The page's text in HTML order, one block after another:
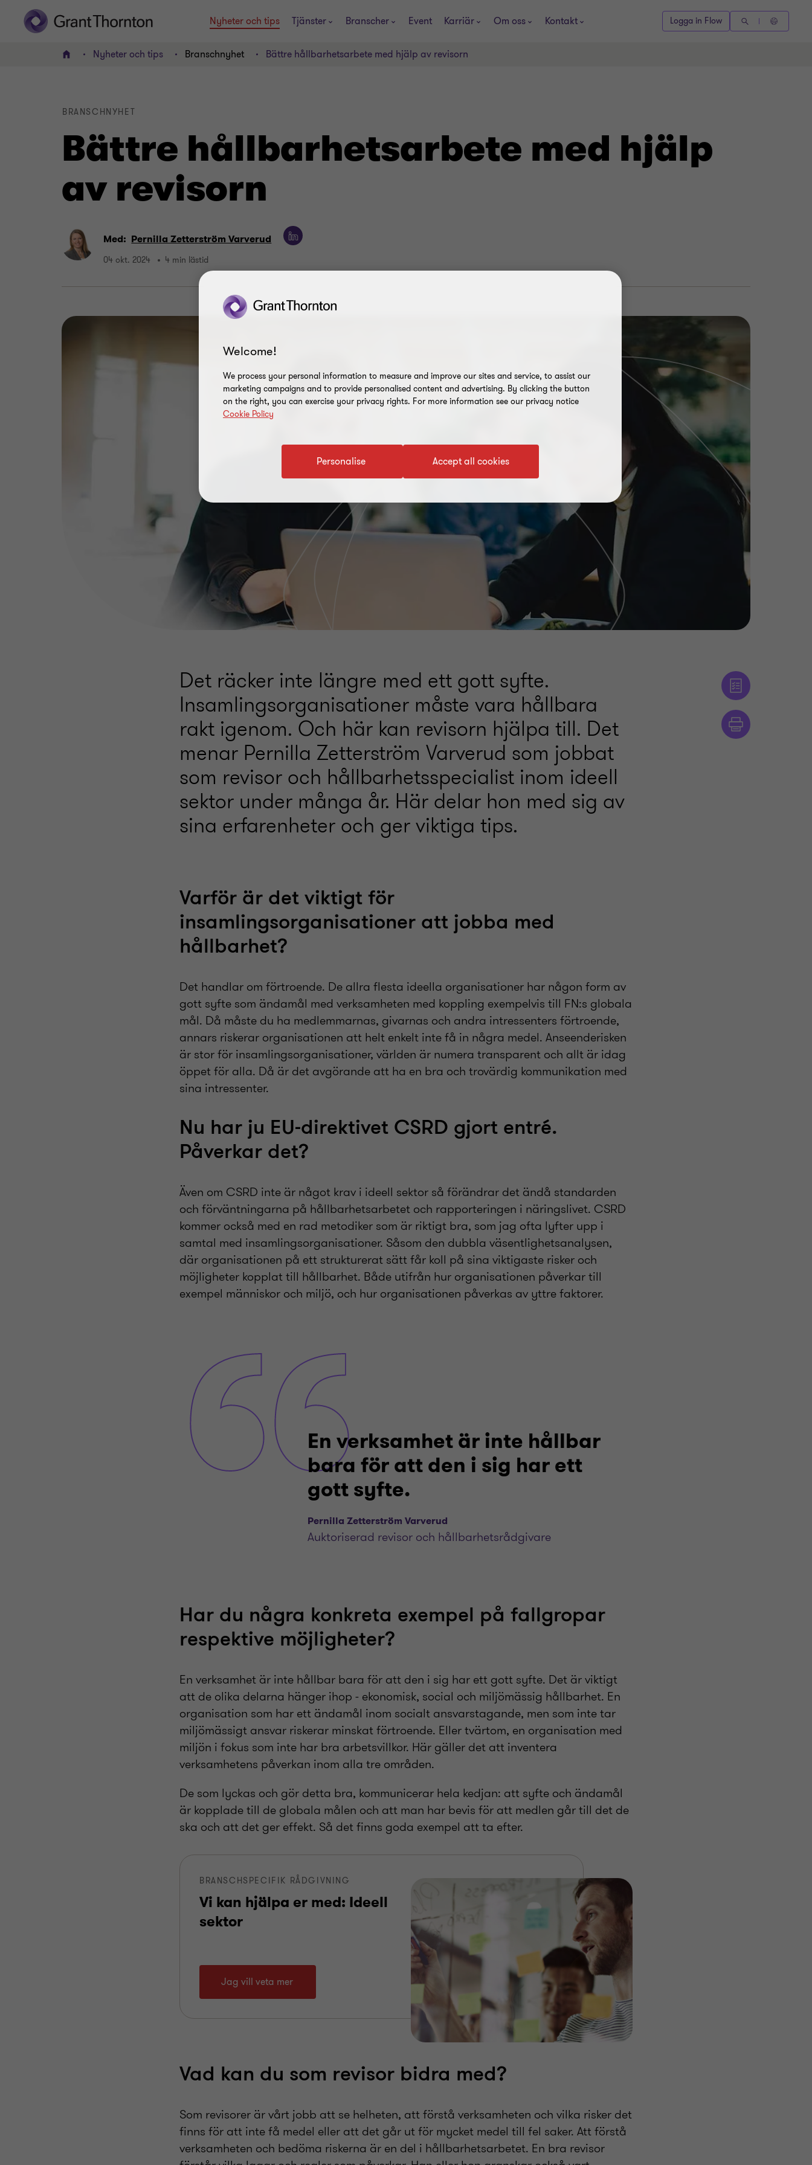
Nyheter och tips Tjänster Branscher Event Karriär Om oss Kontakt Logga in Flow
Hem Nyheter och tips Branschnyhet Bättre hållbarhetsarbete med hjälp av revisorn
Bättre hållbarhets­arbete med hjälp
av revisorn
BRANSCHNYHET
Med: Pernilla Zetterström Varverud
04 okt. 2024 4 min lästid
Det räcker inte längre med ett gott syfte.
Insamlingsorganisationer måste vara hållbara
rakt igenom. Och här kan revisorn hjälpa till. Det
menar Pernilla Zetterström Varverud som jobbat
som revisor och hållbarhetsspecialist inom ideell
sektor under många år. Här delar hon med sig av
sina erfarenheter och ger viktiga tips.
Varför är det viktigt för
insamlingsorganisationer att jobba med
hållbarhet?
Det handlar om förtroende. De allra flesta ideella organisationer har någon form av
gott syfte som ändamål med verksamheten med koppling exempelvis till FN:s globala
mål. Då måste du ha medlemmarnas, givarnas och andra intressenters förtroende,
annars riskerar organisationen att helt enkelt inte få in några medel. Anseenderisken
är stor för insamlingsorganisationer, världen är numera transparent och allt är idag
öppet för alla. Då är det avgörande att ha en bra och trovärdig kommunikation med
sina intressenter.
Nu har ju EU-direktivet CSRD gjort entré.
Påverkar det?
Även om CSRD inte är något krav i ideell sektor så förändrar det ändå standarden
och förväntningarna på hållbarhetsarbetet och rapporteringen i näringslivet. CSRD
kommer också med en rad metodiker som är riktigt bra, som jag ofta lyfter upp i
samtal med insamlingsorganisationer. Såsom den dubbla väsentlighetsanalysen,
där organisationen på ett strukturerat sätt får koll på sina viktigaste risker och
möjligheter kopplat till hållbarhet. Både utifrån hur organisationen påverkar till
exempel människor och miljö, och hur organisationen påverkas av yttre faktorer.
En verksamhet är inte hållbar
bara för att den i sig har ett
gott syfte.
Pernilla Zetterström Varverud
Auktoriserad revisor och hållbarhetsrådgivare
Har du några konkreta exempel på fallgropar
respektive möjligheter?
En verksamhet är inte hållbar bara för att den i sig har ett gott syfte. Det ärviktigt
att de olika delarna hänger ihop - ekonomisk, social och miljömässig hållbarhet. En
organisation som har ett ändamål inom socialt ansvarstagande, men som inte tar
miljömässigt ansvar riskerar minskat förtroende. Eller tvärtom, en organisation med
miljön i fokus som inte har bra arbetsvillkor. Här gäller det att inventera
verksamhetens påverkan inom alla tre områden.
De som lyckas och gör detta bra, kommunicerar hela kedjan: att syfte och ändamål
är kopplade till de globala målen och att man har bevis för att medlen går till det de
ska och att det ger effekt. Så det finns goda exempel att ta efter.
BRANSCHSPECIFIK RÅDGIVNING
Vi kan hjälpa er med: Ideell
sektor
Jag vill veta mer
Vad kan du som revisor bidra med?
Som revisorer är vårt jobb att se helheten, att förstå verksamheten och vilka risker det
finns för att inte få medel eller att det går ut för mycket medel till fel saker. Att förstå
verksamheten och bedöma riskerna är en del i hållbarhetsarbetet. En bra revisor
Welcome!
We process your personal information to measure and improve our sites and service, to assist our
marketing campaigns and to provide personalised content and advertising. By clicking the button
on the right, you can exercise your privacy rights. For more information see our privacy notice
Cookie Policy
Accept all cookies
Personalise